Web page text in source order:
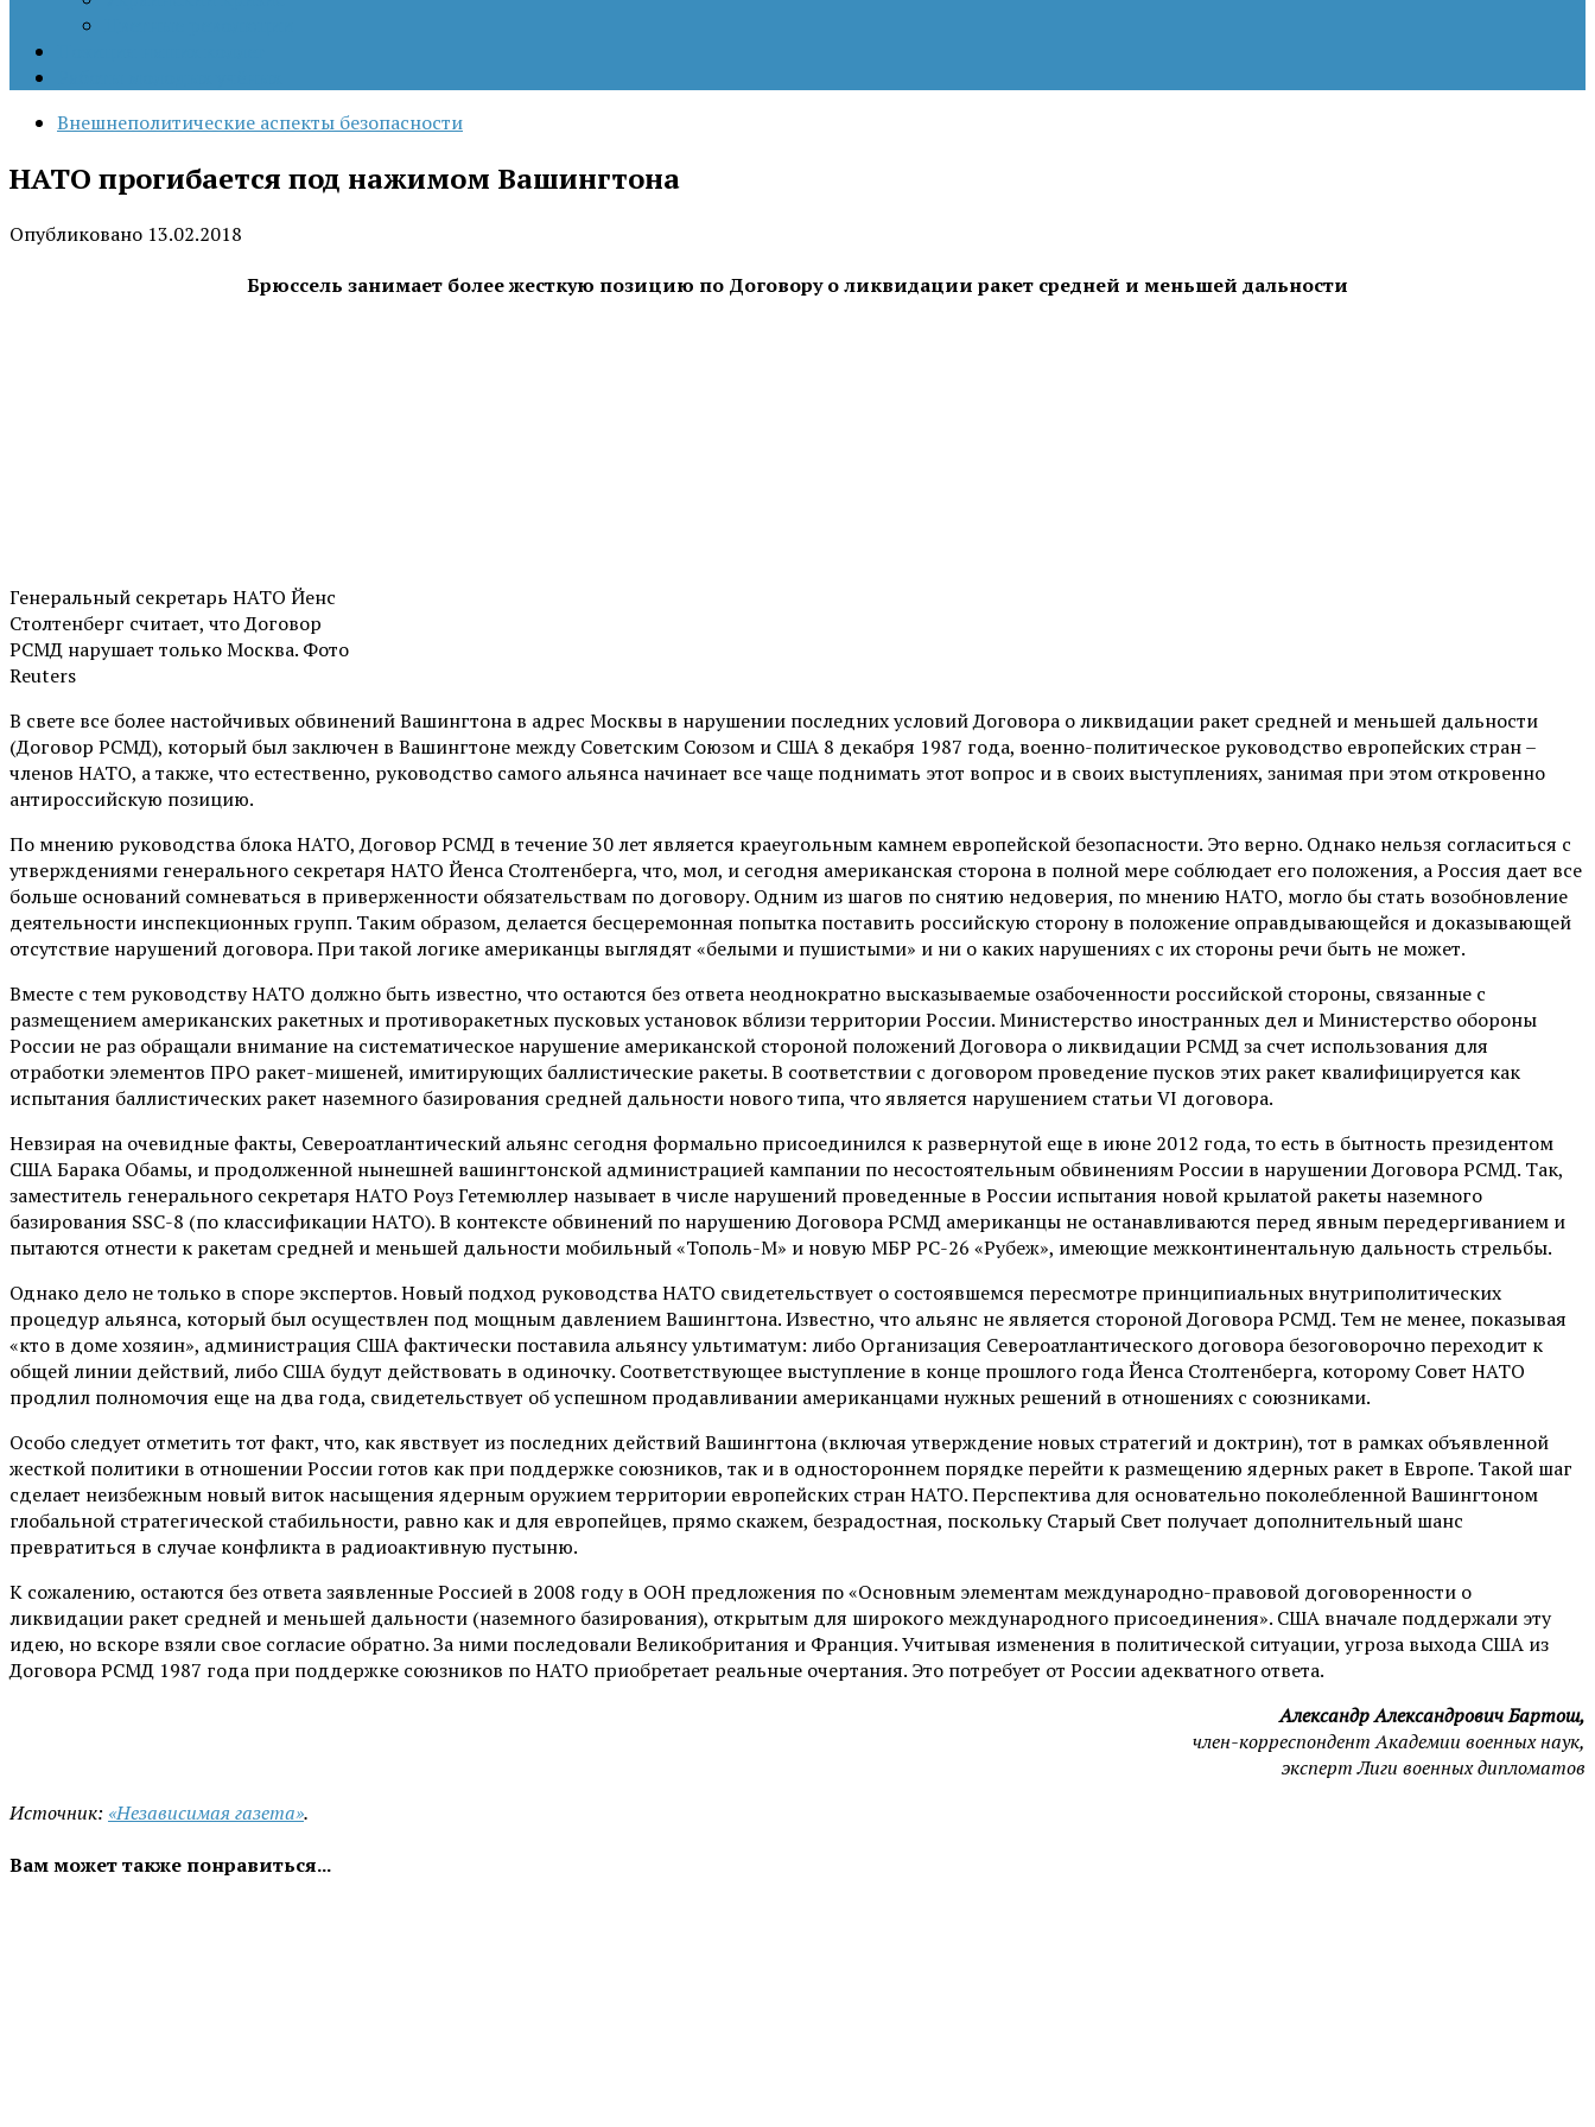
Внешнеполитические аспекты безопасности
НАТО прогибается под нажимом Вашингтона
Опубликовано 13.02.2018
Брюссель занимает более жесткую позицию по Договору о ликвидации ракет средней и меньшей дальности
Генеральный секретарь НАТО Йенс
Столтенберг считает, что Договор
РСМД нарушает только Москва. Фото
Reuters
В свете все более настойчивых обвинений Вашингтона в адрес Москвы в нарушении последних условий Договора о ликвидации ракет средней и меньшей дальности
(Договор РСМД), который был заключен в Вашингтоне между Советским Союзом и США 8 декабря 1987 года, военно-политическое руководство европейских стран –
членов НАТО, а также, что естественно, руководство самого альянса начинает все чаще поднимать этот вопрос и в своих выступлениях, занимая при этом откровенно
антироссийскую позицию.
По мнению руководства блока НАТО, Договор РСМД в течение 30 лет является краеугольным камнем европейской безопасности. Это верно. Однако нельзя согласиться с
утверждениями генерального секретаря НАТО Йенса Столтенберга, что, мол, и сегодня американская сторона в полной мере соблюдает его положения, а Россия дает все
больше оснований сомневаться в приверженности обязательствам по договору. Одним из шагов по снятию недоверия, по мнению НАТО, могло бы стать возобновление
деятельности инспекционных групп. Таким образом, делается бесцеремонная попытка поставить российскую сторону в положение оправдывающейся и доказывающей
отсутствие нарушений договора. При такой логике американцы выглядят «белыми и пушистыми» и ни о каких нарушениях с их стороны речи быть не может.
Вместе с тем руководству НАТО должно быть известно, что остаются без ответа неоднократно высказываемые озабоченности российской стороны, связанные с
размещением американских ракетных и противоракетных пусковых установок вблизи территории России. Министерство иностранных дел и Министерство обороны
России не раз обращали внимание на систематическое нарушение американской стороной положений Договора о ликвидации РСМД за счет использования для
отработки элементов ПРО ракет-мишеней, имитирующих баллистические ракеты. В соответствии с договором проведение пусков этих ракет квалифицируется как
испытания баллистических ракет наземного базирования средней дальности нового типа, что является нарушением статьи VI договора.
Невзирая на очевидные факты, Североатлантический альянс сегодня формально присоединился к развернутой еще в июне 2012 года, то есть в бытность президентом
США Барака Обамы, и продолженной нынешней вашингтонской администрацией кампании по несостоятельным обвинениям России в нарушении Договора РСМД. Так,
заместитель генерального секретаря НАТО Роуз Гетемюллер называет в числе нарушений проведенные в России испытания новой крылатой ракеты наземного
базирования SSC-8 (по классификации НАТО). В контексте обвинений по нарушению Договора РСМД американцы не останавливаются перед явным передергиванием и
пытаются отнести к ракетам средней и меньшей дальности мобильный «Тополь-М» и новую МБР РС-26 «Рубеж», имеющие межконтинентальную дальность стрельбы.
Однако дело не только в споре экспертов. Новый подход руководства НАТО свидетельствует о состоявшемся пересмотре принципиальных внутриполитических
процедур альянса, который был осуществлен под мощным давлением Вашингтона. Известно, что альянс не является стороной Договора РСМД. Тем не менее, показывая
«кто в доме хозяин», администрация США фактически поставила альянсу ультиматум: либо Организация Североатлантического договора безоговорочно переходит к
общей линии действий, либо США будут действовать в одиночку. Соответствующее выступление в конце прошлого года Йенса Столтенберга, которому Совет НАТО
продлил полномочия еще на два года, свидетельствует об успешном продавливании американцами нужных решений в отношениях с союзниками.
Особо следует отметить тот факт, что, как явствует из последних действий Вашингтона (включая утверждение новых стратегий и доктрин), тот в рамках объявленной
жесткой политики в отношении России готов как при поддержке союзников, так и в одностороннем порядке перейти к размещению ядерных ракет в Европе. Такой шаг
сделает неизбежным новый виток насыщения ядерным оружием территории европейских стран НАТО. Перспектива для основательно поколебленной Вашингтоном
глобальной стратегической стабильности, равно как и для европейцев, прямо скажем, безрадостная, поскольку Старый Свет получает дополнительный шанс
превратиться в случае конфликта в радиоактивную пустыню.
К сожалению, остаются без ответа заявленные Россией в 2008 году в ООН предложения по «Основным элементам международно-правовой договоренности о
ликвидации ракет средней и меньшей дальности (наземного базирования), открытым для широкого международного присоединения». США вначале поддержали эту
идею, но вскоре взяли свое согласие обратно. За ними последовали Великобритания и Франция. Учитывая изменения в политической ситуации, угроза выхода США из
Договора РСМД 1987 года при поддержке союзников по НАТО приобретает реальные очертания. Это потребует от России адекватного ответа.
Александр Александрович Бартош,
член-корреспондент Академии военных наук,
эксперт Лиги военных дипломатов
Источник: «Независимая газета».
Вам может также понравиться...